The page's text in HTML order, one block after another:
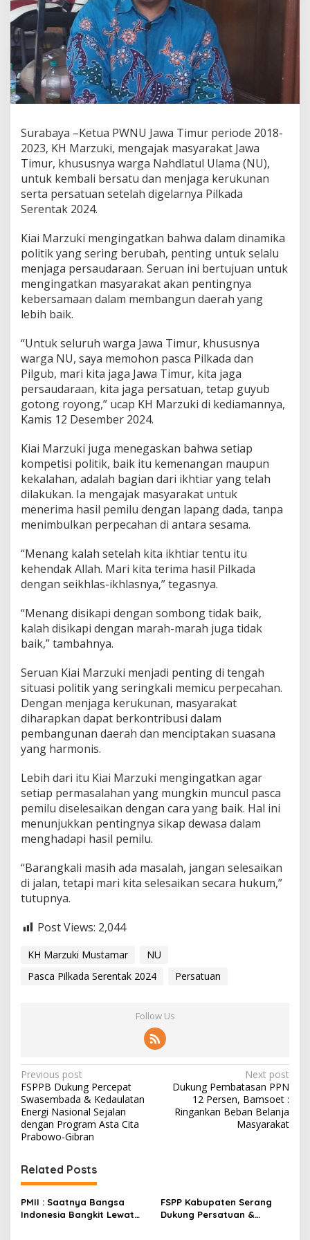
i
M
a
r
z
u
k
i
G
n
d
n
g
M
y
a
r
a
k
a
t
t
i
m
J
a
g
a
e
r
s
a
t
u
n
K
e
r
k
u
n
Surabaya –Ketua PWNU Jawa Timur periode 2018-
2023, KH Marzuki, mengajak masyarakat Jawa
Timur, khususnya warga Nahdlatul Ulama (NU),
untuk kembali bersatu dan menjaga kerukunan
serta persatuan setelah digelarnya Pilkada
Serentak 2024.
Kiai Marzuki mengingatkan bahwa dalam dinamika
politik yang sering berubah, penting untuk selalu
menjaga persaudaraan. Seruan ini bertujuan untuk
mengingatkan masyarakat akan pentingnya
kebersamaan dalam membangun daerah yang
lebih baik.
“Untuk seluruh warga Jawa Timur, khususnya
warga NU, saya memohon pasca Pilkada dan
Pilgub, mari kita jaga Jawa Timur, kita jaga
persaudaraan, kita jaga persatuan, tetap guyub
gotong royong,” ucap KH Marzuki di kediamannya,
Kamis 12 Desember 2024.
Kiai Marzuki juga menegaskan bahwa setiap
kompetisi politik, baik itu kemenangan maupun
kekalahan, adalah bagian dari ikhtiar yang telah
dilakukan. Ia mengajak masyarakat untuk
menerima hasil pemilu dengan lapang dada, tanpa
menimbulkan perpecahan di antara sesama.
“Menang kalah setelah kita ikhtiar tentu itu
kehendak Allah. Mari kita terima hasil Pilkada
dengan seikhlas-ikhlasnya,” tegasnya.
“Menang disikapi dengan sombong tidak baik,
kalah disikapi dengan marah-marah juga tidak
baik,” tambahnya.
Seruan Kiai Marzuki menjadi penting di tengah
situasi politik yang seringkali memicu perpecahan.
Dengan menjaga kerukunan, masyarakat
diharapkan dapat berkontribusi dalam
pembangunan daerah dan menciptakan suasana
yang harmonis.
Lebih dari itu Kiai Marzuki mengingatkan agar
setiap permasalahan yang mungkin muncul pasca
pemilu diselesaikan dengan cara yang baik. Hal ini
menunjukkan pentingnya sikap dewasa dalam
menghadapi hasil pemilu.
“Barangkali masih ada masalah, jangan selesaikan
di jalan, tetapi mari kita selesaikan secara hukum,”
tutupnya.
Post Views: 2,044
KH Marzuki Mustamar
NU
Pasca Pilkada Serentak 2024
Persatuan
Follow Us
P
o
s
t
a
v
i
Previous post
FSPPB Dukung Percepat
Swasembada & Kedaulatan
Energi Nasional Sejalan
dengan Program Asta Cita
Prabowo-Gibran
Next post
Dukung Pembatasan PPN
12 Persen, Bamsoet :
Ringankan Beban Belanja
Masyarakat
Related Posts
PMII : Saatnya Bangsa
Indonesia Bangkit Lewat
FSPP Kabupaten Serang
Dukung Persatuan &